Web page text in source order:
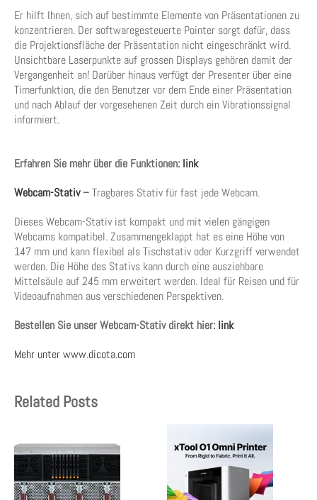
Er hilft Ihnen, sich auf bestimmte Elemente von Präsentationen zu
konzentrieren. Der softwaregesteuerte Pointer sorgt dafür, dass
die Projektionsfläche der Präsentation nicht eingeschränkt wird.
Unsichtbare Laserpunkte auf grossen Displays gehören damit der
Vergangenheit an! Darüber hinaus verfügt der Presenter über eine
Timerfunktion, die den Benutzer vor dem Ende einer Präsentation
und nach Ablauf der vorgesehenen Zeit durch ein Vibrationssignal
informiert.
Erfahren Sie mehr über die Funktionen: link
Webcam-Stativ–Tragbares Stativ für fast jede Webcam.
Dieses Webcam-Stativ ist kompakt und mit vielen gängigen
Webcams kompatibel. Zusammengeklappt hat es eine Höhe von
147 mm und kann flexibel als Tischstativ oder Kurzgriff verwendet
werden. Die Höhe des Stativs kann durch eine ausziehbare
Mittelsäule auf 245 mm erweitert werden. Ideal für Reisen und für
Videoaufnahmen aus verschiedenen Perspektiven.
Bestellen Sie unser Webcam-Stativ direkt hier: link
Mehr unterwww.dicota.com
Related Posts